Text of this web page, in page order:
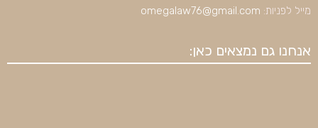
מייל לפניות: omegalaw76@gmail.com
אנחנו גם נמצאים כאן: